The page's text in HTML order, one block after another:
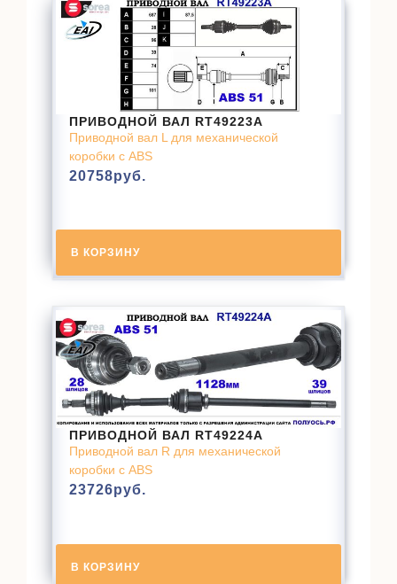
ПРИВОДНОЙ ВАЛ RT49223A
Приводной вал L для механической
коробки с ABS
20758руб.
В КОРЗИНУ
ПРИВОДНОЙ ВАЛ RT49224A
Приводной вал R для механической
коробки с ABS
23726руб.
В КОРЗИНУ